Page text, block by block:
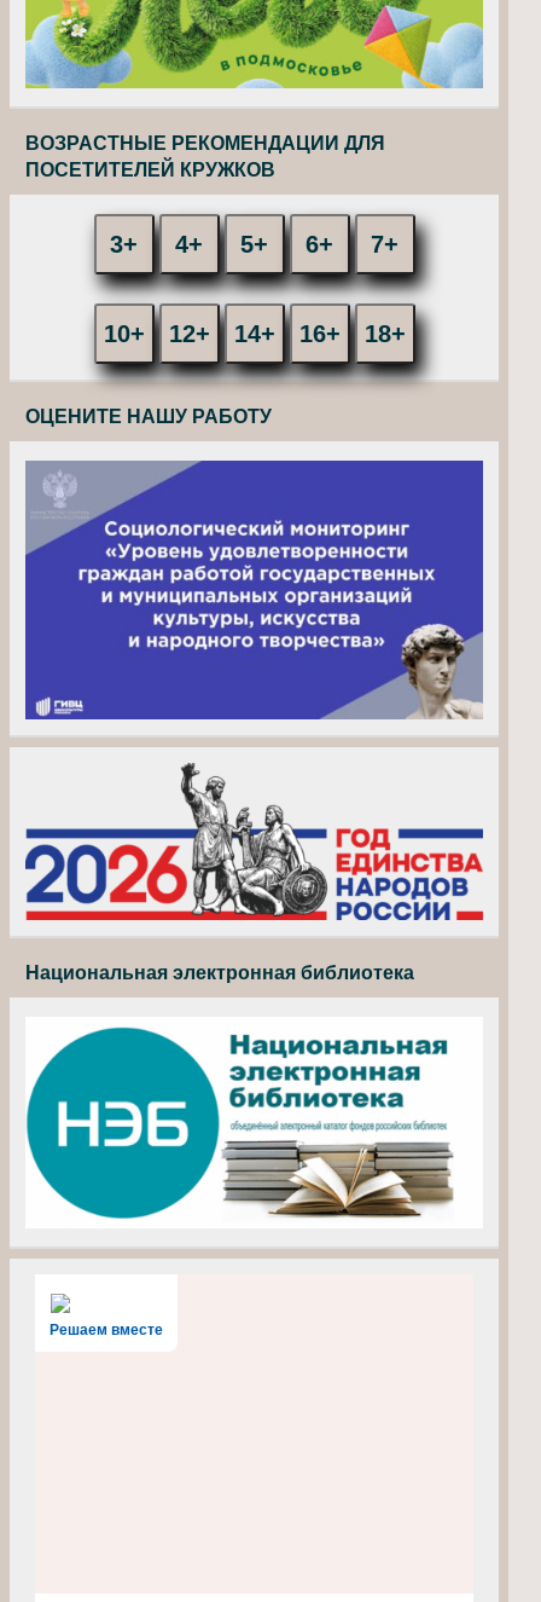
ВОЗРАСТНЫЕ РЕКОМЕНДАЦИИ ДЛЯ
ПОСЕТИТЕЛЕЙ КРУЖКОВ
3+ 4+ 5+ 6+ 7+
10+ 12+ 14+ 16+ 18+
ОЦЕНИТЕ НАШУ РАБОТУ
Национальная электронная библиотека
Решаем вместе